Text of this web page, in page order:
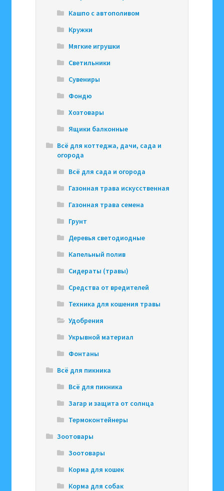
Кашпо с автополивом
Кружки
Мягкие игрушки
Светильники
Сувениры
Фондю
Хозтовары
Ящики балконные
Всё для коттеджа, дачи, сада и
огорода
Всё для сада и огорода
Газонная трава искусственная
Газонная трава семена
Грунт
Деревья светодиодные
Капельный полив
Сидераты (травы)
Средства от вредителей
Техника для кошения травы
Удобрения
Укрывной материал
Фонтаны
Всё для пикника
Всё для пикника
Загар и защита от солнца
Термоконтейнеры
Зоотовары
Зоотовары
Корма для кошек
Корма для собак